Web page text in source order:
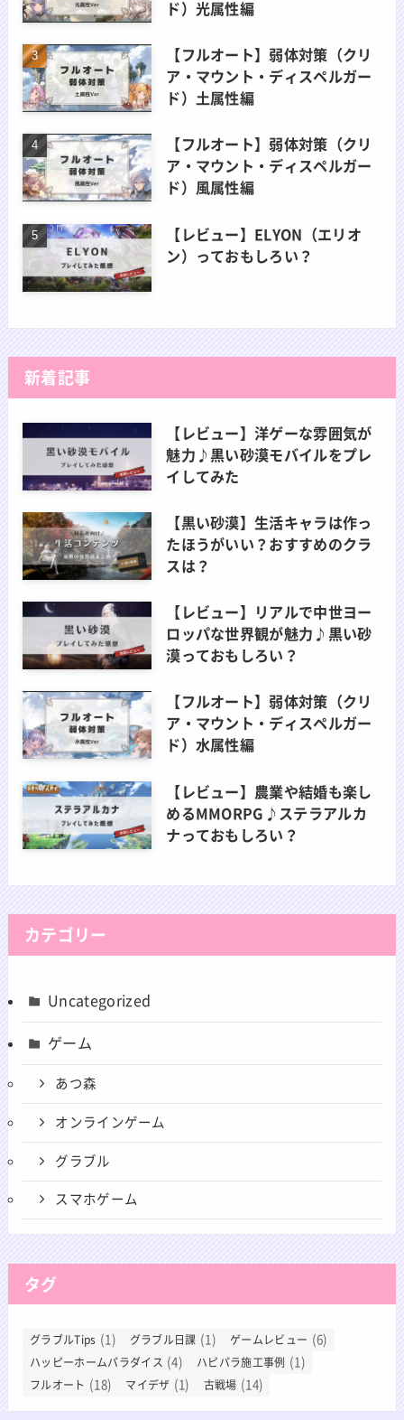
ド）光属性編
【フルオート】弱体対策（クリ
ア・マウント・ディスペルガー
ド）土属性編
【フルオート】弱体対策（クリ
ア・マウント・ディスペルガー
ド）風属性編
【レビュー】ELYON（エリオ
ン）っておもしろい？
新着記事
【レビュー】洋ゲーな雰囲気が
魅力♪黒い砂漠モバイルをプレ
イしてみた
【黒い砂漠】生活キャラは作っ
たほうがいい？おすすめのクラ
スは？
【レビュー】リアルで中世ヨー
ロッパな世界観が魅力♪黒い砂
漠っておもしろい？
【フルオート】弱体対策（クリ
ア・マウント・ディスペルガー
ド）水属性編
【レビュー】農業や結婚も楽し
めるMMORPG♪ステラアルカ
ナっておもしろい？
カテゴリー
Uncategorized
ゲーム
あつ森
オンラインゲーム
グラブル
スマホゲーム
タグ
グラブルTips (1) グラブル日課 (1) ゲームレビュー (6)
ハッピーホームパラダイス (4) ハピパラ施工事例 (1)
フルオート (18) マイデザ (1) 古戦場 (14)